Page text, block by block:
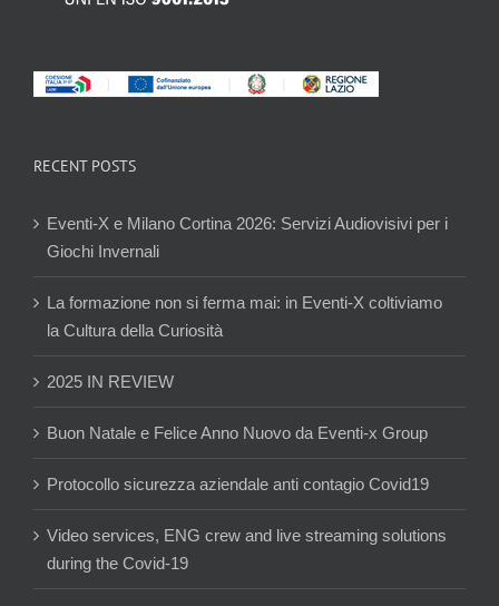
RECENT POSTS
Eventi-X e Milano Cortina 2026: Servizi Audiovisivi per i
Giochi Invernali
La formazione non si ferma mai: in Eventi-X coltiviamo
la Cultura della Curiosità
2025 IN REVIEW
Buon Natale e Felice Anno Nuovo da Eventi-x Group
Protocollo sicurezza aziendale anti contagio Covid19
Video services, ENG crew and live streaming solutions
during the Covid-19